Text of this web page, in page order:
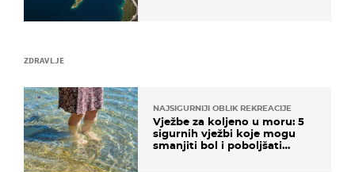
ZDRAVLJE
NAJSIGURNIJI OBLIK REKREACIJE
Vježbe za koljeno u moru: 5
sigurnih vježbi koje mogu
smanjiti bol i poboljšati